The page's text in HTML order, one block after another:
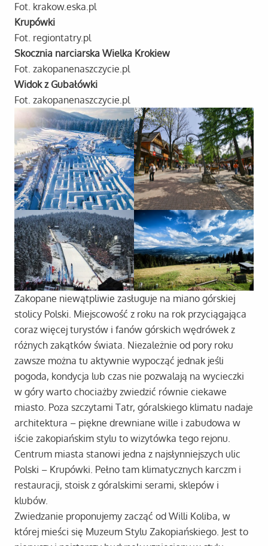
Fot. krakow.eska.pl
Krupówki
Fot. regiontatry.pl
Skocznia narciarska Wielka Krokiew
Fot. zakopanenaszczycie.pl
Widok z Gubałówki
Fot. zakopanenaszczycie.pl
Zakopane niewątpliwie zasługuje na miano górskiej
stolicy Polski. Miejscowość z roku na rok przyciągająca
coraz więcej turystów i fanów górskich wędrówek z
różnych zakątków świata. Niezależnie od pory roku
zawsze można tu aktywnie wypocząć jednak jeśli
pogoda, kondycja lub czas nie pozwalają na wycieczki
w góry warto chociażby zwiedzić równie ciekawe
miasto. Poza szczytami Tatr, góralskiego klimatu nadaje
architektura – piękne drewniane wille i zabudowa w
iście zakopiańskim stylu to wizytówka tego rejonu.
Centrum miasta stanowi jedna z najsłynniejszych ulic
Polski – Krupówki. Pełno tam klimatycznych karczm i
restauracji, stoisk z góralskimi serami, sklepów i
klubów.
Zwiedzanie proponujemy zacząć od Willi Koliba, w
której mieści się Muzeum Stylu Zakopiańskiego. Jest to